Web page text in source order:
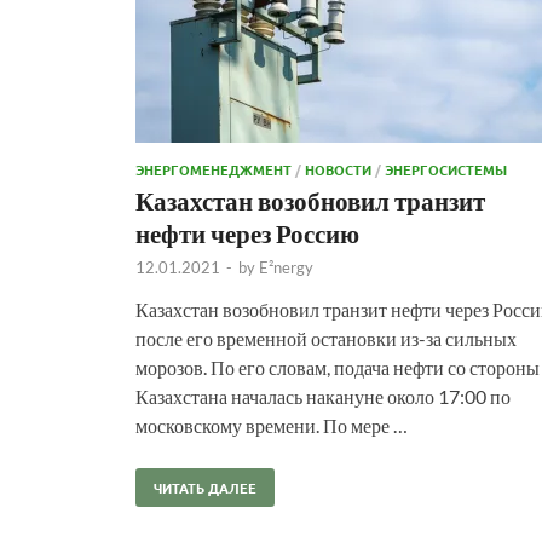
ЭНЕРГОМЕНЕДЖМЕНТ /НОВОСТИ /ЭНЕРГОСИСТЕМЫ
Казахстан возобновил транзит
нефти через Россию
12.01.2021 - by E²nergy
Казахстан возобновил транзит нефти через
после его временной остановки из-за сильных
морозов. По его словам, подача нефти со стороны
Казахстана началась накануне около 17:00 по
московскому времени. По мере …
ЧИТАТЬ ДАЛЕЕ